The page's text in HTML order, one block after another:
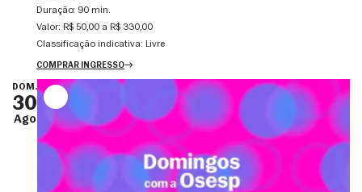
Duração: 90 min.
Valor: R$ 50,00 a R$ 330,00
Classificação indicativa: Livre
COMPRAR INGRESSO
DOM.
30
Ago